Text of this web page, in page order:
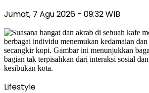
Jumat, 7 Agu 2026 - 09:32 WIB
Lifestyle